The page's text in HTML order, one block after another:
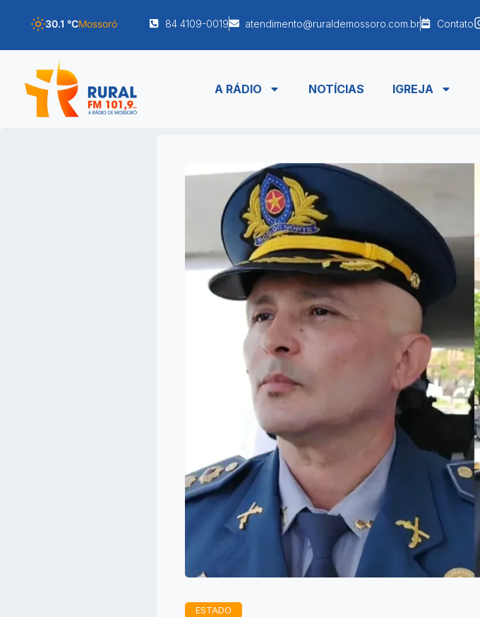
30.1 °CMossoró 84 4109-0019 atendimento@ruraldemossoro.com.br Contato
A RÁDIO NOTÍCIAS IGREJA
ESTADO